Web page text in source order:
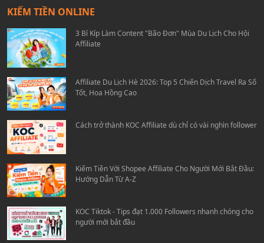
KIẾM TIỀN ONLINE
3 Bí Kíp Làm Content "Bão Đơn" Mùa Du Lịch Cho Hội
Affiliate
Affiliate Du Lịch Hè 2026: Top 5 Chiến Dịch Travel Ra Số
Tốt, Hoa Hồng Cao
Cách trở thành KOC Affiliate dù chỉ có vài nghìn follower
Kiếm Tiền Với Shopee Affiliate Cho Người Mới Bắt Đầu:
Hướng Dẫn Từ A-Z
KOC Tiktok - Tips đạt 1.000 Followers nhanh chóng cho
người mới bắt đầu